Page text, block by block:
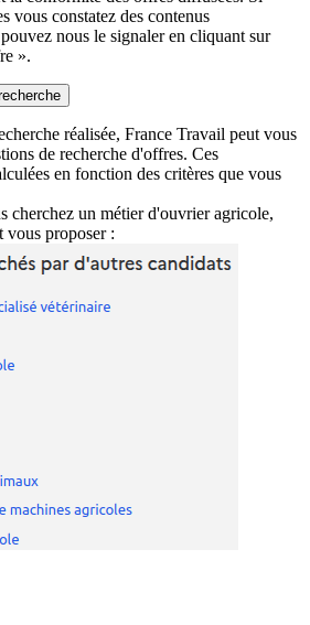
vous constatez des contenus
nous le signaler en cliquant sur
».
réalisée, France Travail peut vous
de recherche d'offres. Ces
en fonction des critères que vous
cherchez un métier d'ouvrier agricole,
vous proposer :